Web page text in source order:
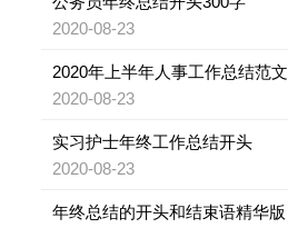
2020-08-23
2020年上半年人事工作总结范文
2020-08-23
实习护士年终工作总结开头
2020-08-23
年终总结的开头和结束语精华版